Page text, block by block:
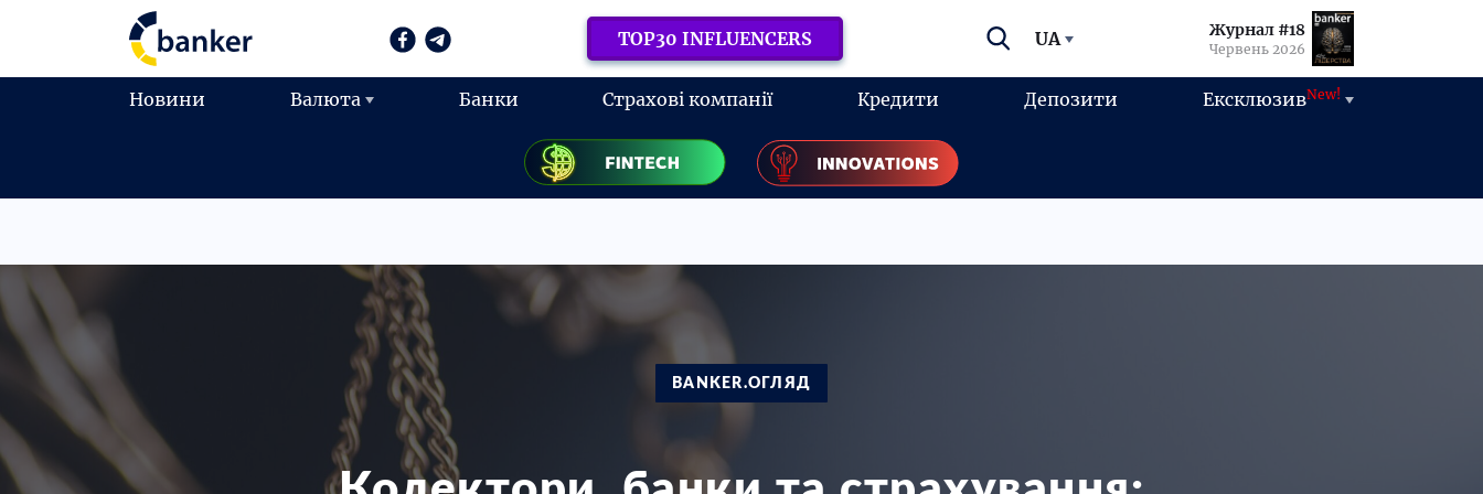
TOP30 INFLUENCERS UA Журнал #18
Червень 2026
Новини Валюта Банки Страхові компанії Кредити Депозити ЕксклюзивNew!
BANKER.ОГЛЯД